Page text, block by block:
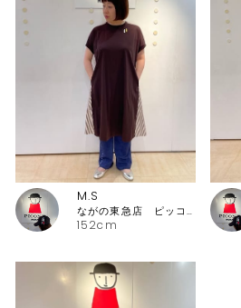
152cm
M.S
ながの東急店 ピッコーネ・ピッコーネクラブ